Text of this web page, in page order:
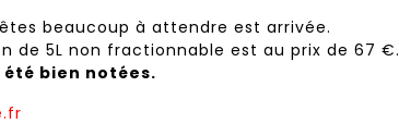
beaucoup à attendre est arrivée.
de 5L non fractionnable est au prix de 67 €.
bien notées.